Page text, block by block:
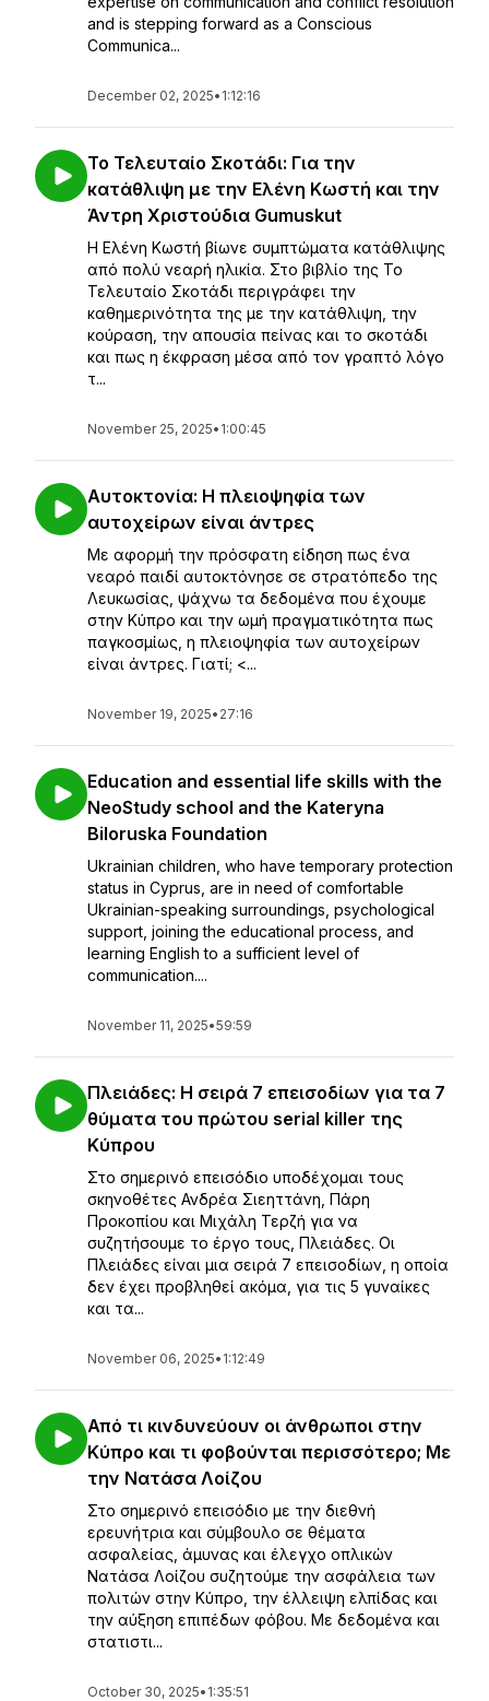
and is stepping forward as a Conscious
Communica...
December 02, 2025• 1:12:16
Το Τελευταίο Σκοτάδι: Για την
κατάθλιψη με την Ελένη Κωστή και την
Άντρη Χριστούδια Gumuskut
Η Ελένη Κωστή βίωνε συμπτώματα κατάθλιψης
από πολύ νεαρή ηλικία. Στο βιβλίο της Το
Τελευταίο Σκοτάδι περιγράφει την
καθημερινότητα της με την κατάθλιψη, την
κούραση, την απουσία πείνας και το σκοτάδι
και πως η έκφραση μέσα από τον γραπτό λόγο
τ...
November 25, 2025• 1:00:45
Αυτοκτονία: Η πλειοψηφία των
αυτοχείρων είναι άντρες
Με αφορμή την πρόσφατη είδηση πως ένα
νεαρό παιδί αυτοκτόνησε σε στρατόπεδο της
Λευκωσίας, ψάχνω τα δεδομένα που έχουμε
στην Κύπρο και την ωμή πραγματικότητα πως
παγκοσμίως, η πλειοψηφία των αυτοχείρων
είναι άντρες. Γιατί; <...
November 19, 2025• 27:16
Education and essential life skills with the
NeoStudy school and the Kateryna
Biloruska Foundation
Ukrainian children, who have temporary protection
status in Cyprus, are in need of comfortable
Ukrainian-speaking surroundings, psychological
support, joining the educational process, and
learning English to a sufficient level of
communication....
November 11, 2025•59:59
Πλειάδες: Η σειρά 7 επεισοδίων για τα 7
θύματα του πρώτου serial killer της
Κύπρου
Στο σημερινό επεισόδιο υποδέχομαι τους
σκηνοθέτες Ανδρέα Σιεηττάνη, Πάρη
Προκοπίου και Μιχάλη Τερζή για να
συζητήσουμε το έργο τους, Πλειάδες. Οι
Πλειάδες είναι μια σειρά 7 επεισοδίων, η οποία
δεν έχει προβληθεί ακόμα, για τις 5 γυναίκες
και τα...
November 06, 2025• 1:12:49
Από τι κινδυνεύουν οι άνθρωποι στην
Κύπρο και τι φοβούνται περισσότερο; Με
την Νατάσα Λοίζου
Στο σημερινό επεισόδιο με την διεθνή
ερευνήτρια και σύμβουλο σε θέματα
ασφαλείας, άμυνας και έλεγχο οπλικών
Νατάσα Λοίζου συζητούμε την ασφάλεια των
πολιτών στην Κύπρο, την έλλειψη ελπίδας και
την αύξηση επιπέδων φόβου. Με δεδομένα και
στατιστι...
October 30, 2025• 1:35:51